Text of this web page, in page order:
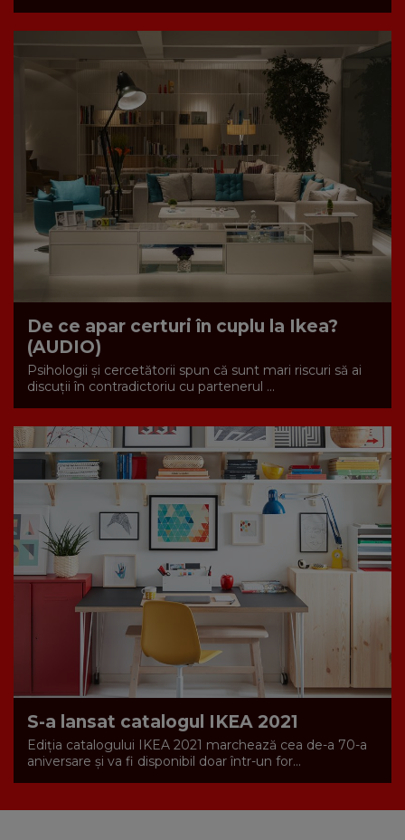
De ce apar certuri în cuplu la Ikea?
(AUDIO)
Psihologii și cercetătorii spun că sunt mari riscuri să ai
discuții în contradictoriu cu partenerul ...
S-a lansat catalogul IKEA 2021
Ediția catalogului IKEA 2021 marchează cea de-a 70-a
aniversare și va fi disponibil doar într-un for...